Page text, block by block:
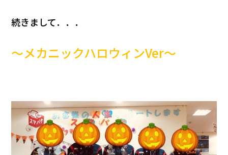
続きまして．．．
～メカニックハロウィンVer～